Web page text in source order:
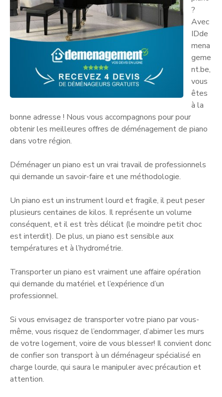
?
Avec
IDde
mena
geme
nt.be,
vous
êtes
à la
bonne adresse ! Nous vous accompagnons pour pour
obtenir les meilleures offres de déménagement de piano
dans votre région.
Déménager un piano est un vrai travail de professionnels
qui demande un savoir-faire et une méthodologie.
Un piano est un instrument lourd et fragile, il peut peser
plusieurs centaines de kilos. Il représente un volume
conséquent, et il est très délicat (le moindre petit choc
est interdit). De plus, un piano est sensible aux
températures et à l’hydrométrie.
Transporter un piano est vraiment une affaire opération
qui demande du matériel et l’expérience d’un
professionnel.
Si vous envisagez de transporter votre piano par vous-
même, vous risquez de l’endommager, d’abimer les murs
de votre logement, voire de vous blesser! Il convient donc
de confier son transport à un déménageur spécialisé en
charge lourde, qui saura le manipuler avec précaution et
attention.